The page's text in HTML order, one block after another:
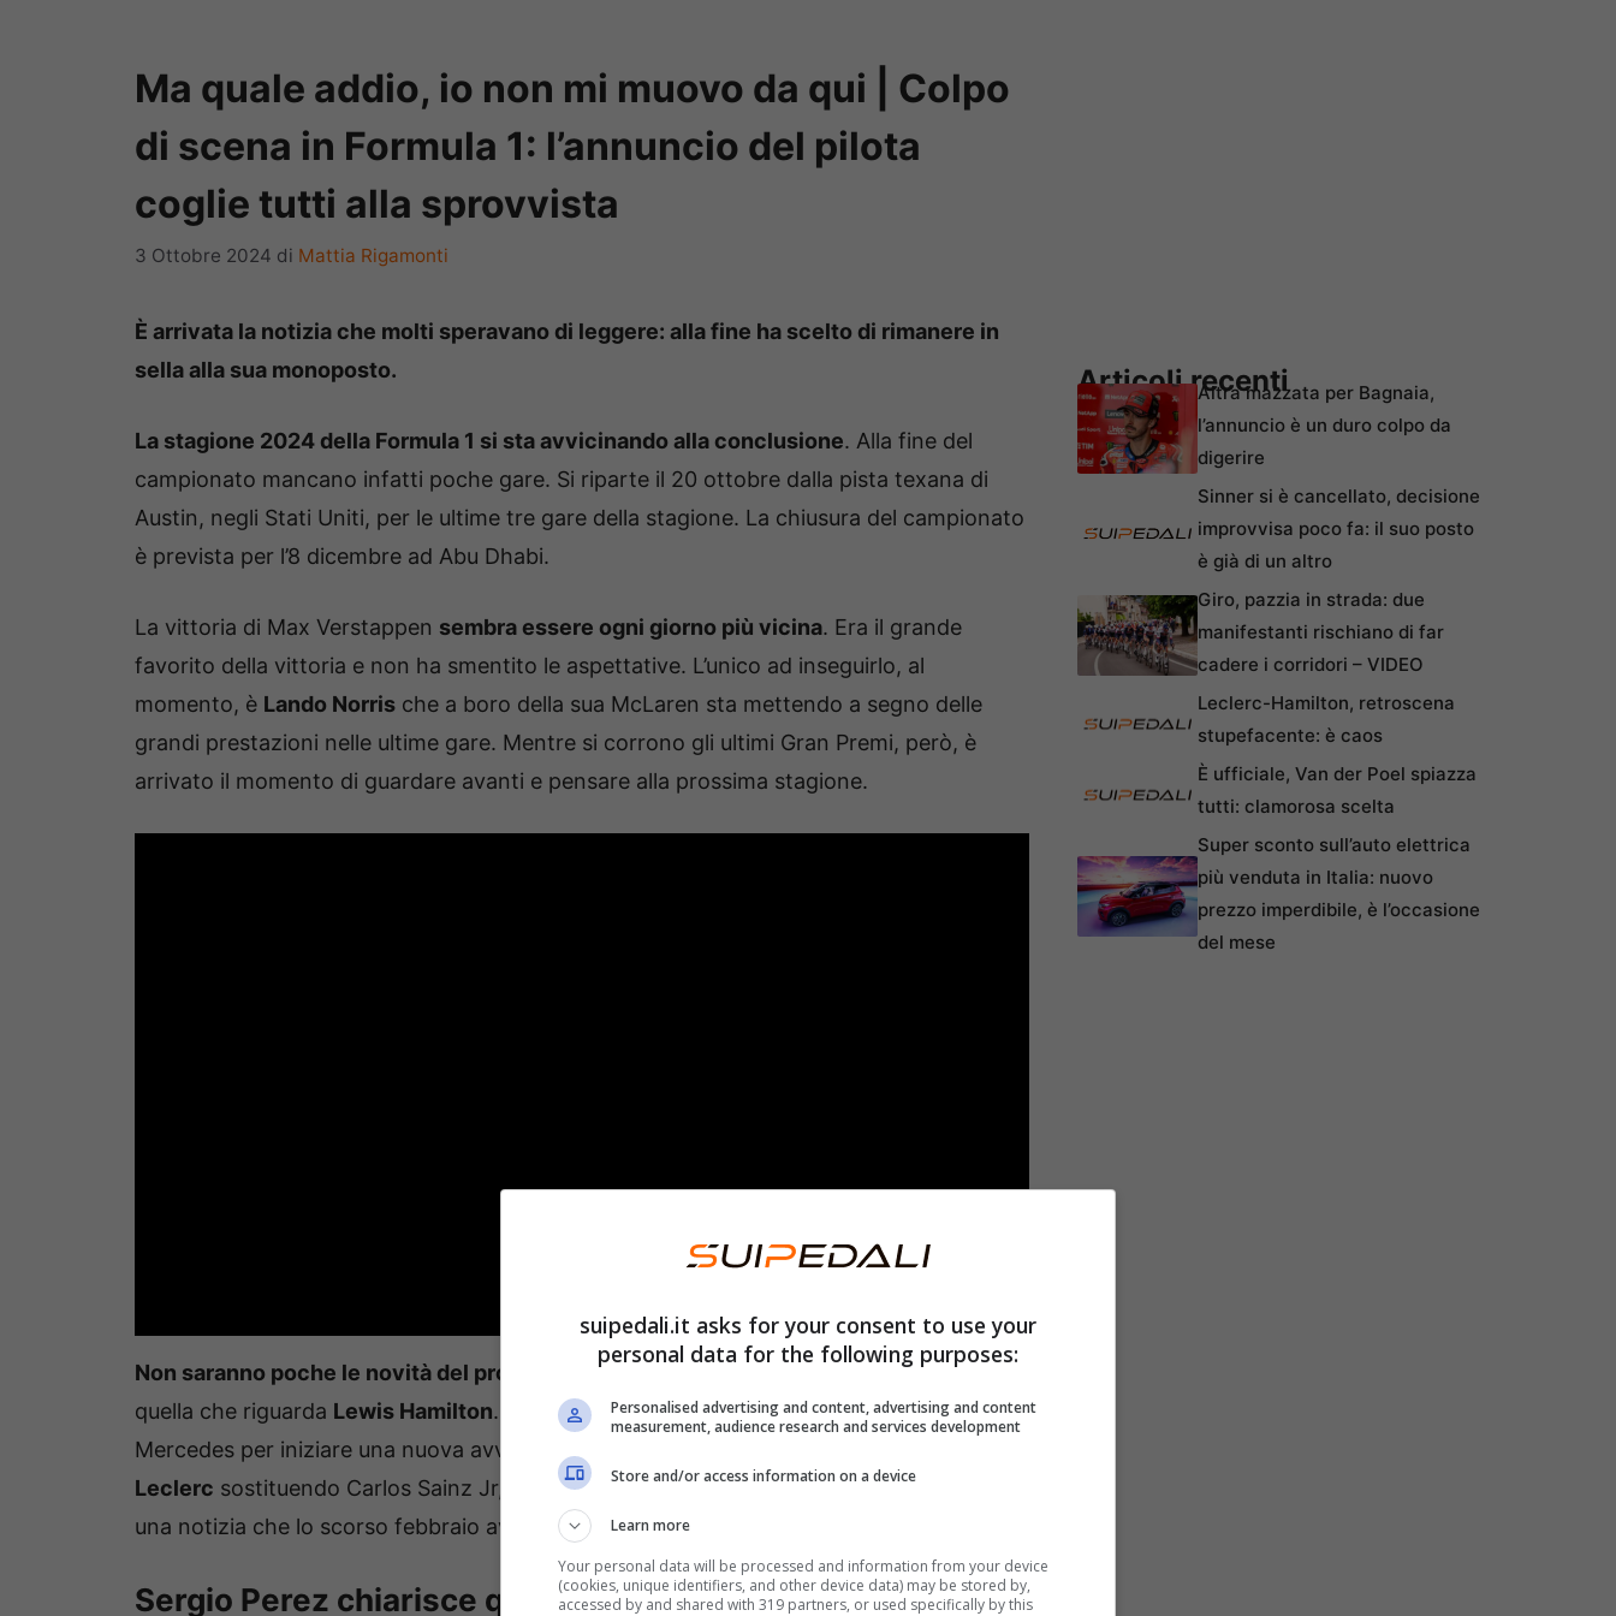
Ma quale addio, io non mi muovo da qui | Colpo
di scena in Formula 1: l’annuncio del pilota
coglie tutti alla sprovvista
3 Ottobre 2024 di Mattia Rigamonti
È arrivata la notizia che molti speravano di leggere: alla fine ha scelto di rimanere in
sella alla sua monoposto.
La stagione 2024 della Formula 1 si sta avvicinando alla conclusione. Alla fine del
campionato mancano infatti poche gare. Si riparte il 20 ottobre dalla pista texana di
Austin, negli Stati Uniti, per le ultime tre gare della stagione. La chiusura del campionato
è prevista per l’8 dicembre ad Abu Dhabi.
La vittoria di Max Verstappen sembra essere ogni giorno più vicina. Era il grande
favorito della vittoria e non ha smentito le aspettative. L’unico ad inseguirlo, al
momento, è Lando Norris che a boro della sua McLaren sta mettendo a segno delle
grandi prestazioni nelle ultime gare. Mentre si corrono gli ultimi Gran Premi, però, è
arrivato il momento di guardare avanti e pensare alla prossima stagione.
Non saranno poche le novità del prossimo campionato
. La più rilevante è senza dubbio
quella che riguarda Lewis Hamilton. Il sette volte campione del mondo lascerà la
Mercedes per iniziare una nuova avventura in Ferrari.
Leclerc sostituendo Carlos Sainz Jr, il cui futuro è invece legato alla Williams. Si tratta di
una notizia che lo scorso febbraio aveva reso felici tutti i tifosi della Ferrari.
Sergio Perez chiarisce quello che sarà il suo futuro
Articoli recentiAltra mazzata per Bagnaia,
l’annuncio è un duro colpo da
digerire
Sinner si è cancellato, decisione
improvvisa poco fa: il suo posto
è già di un altro
Giro, pazzia in strada: due
manifestanti rischiano di far
cadere i corridori – VIDEO
Leclerc-Hamilton, retroscena
stupefacente: è caos
È ufficiale, Van der Poel spiazza
tutti: clamorosa scelta
Super sconto sull’auto elettrica
più venduta in Italia: nuovo
prezzo imperdibile, è l’occasione
del mese
suipedali.it asks for your consent to use your
personal data for the following purposes:
Personalised advertising and content, advertising and content
measurement, audience research and services development
Store and/or access information on a device
Learn more
Your personal data will be processed and information from your device
(cookies, unique identifiers, and other device data) may be stored by,
accessed by and shared with 319 partners, or used specifically by this